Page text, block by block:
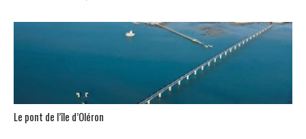
Le pont de l’île d’Oléron